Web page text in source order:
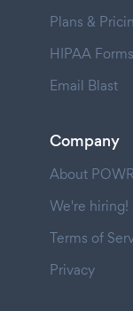
Plans &
HIPAA Forms
Email Blast
Company
About POWR
We're hiring!
Terms of
Privacy